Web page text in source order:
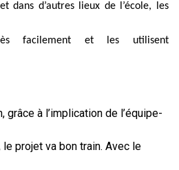
dans d’autres lieux de l’école, les
facilement et les utilisent
à l’implication de l’équipe-
projet va bon train. Avec le